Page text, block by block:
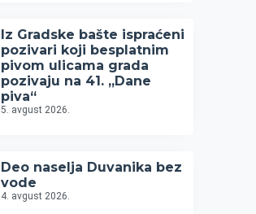
Iz Gradske bašte ispraćeni
pozivari koji besplatnim
pivom ulicama grada
pozivaju na 41. „Dane
piva“
5. avgust 2026.
Deo naselja Duvanika bez
vode
4. avgust 2026.